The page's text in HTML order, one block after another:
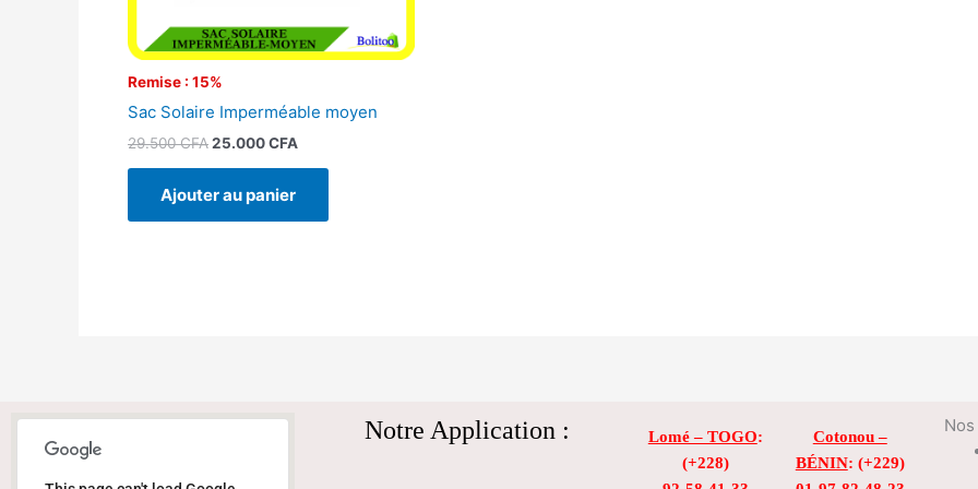
Remise : 15%
Sac Solaire Imperméable moyen
29.500CFA25.000CFA
Ajouter au panier
Notre Application : Lomé – TOGO:
(+228)
Cotonou –
BÉNIN: (+229)